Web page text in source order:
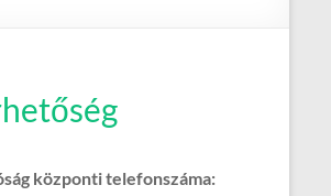
központi telefonszáma: